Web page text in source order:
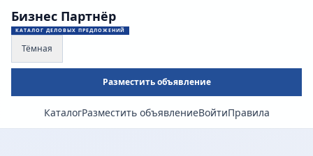
Бизнес Партнёр
КАТАЛОГ ДЕЛОВЫХ ПРЕДЛОЖЕНИЙ
Тёмная
Разместить объявление
КаталогРазместить объявлениеВойтиПравила